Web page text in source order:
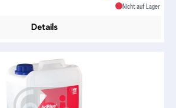
Nicht auf Lager
Details